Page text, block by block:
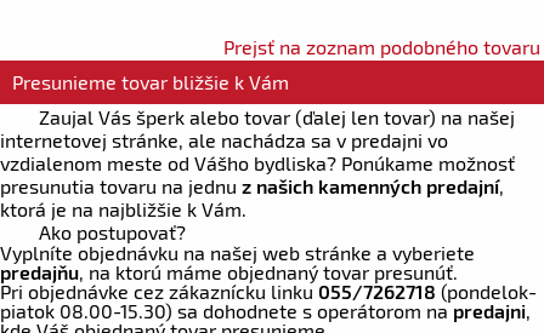
Prejsť na zoznam podobného tovaru
Presunieme tovar bližšie k Vám
Zaujal Vás šperk alebo tovar (ďalej len tovar) na našej
internetovej stránke, ale nachádza sa v predajni vo
vzdialenom meste od Vášho bydliska? Ponúkame možnosť
presunutia tovaru na jednu z našich kamenných predajní,
ktorá je na najbližšie k Vám.
Ako postupovať?
Vyplníte objednávku na našej web stránke a vyberiete
predajňu, na ktorú máme objednaný tovar presunúť.
Pri objednávke cez zákaznícku linku 055/7262718 (pondelok-
piatok 08.00-15.30) sa dohodnete s operátorom napredajni,